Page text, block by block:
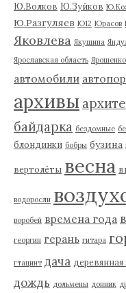
Ю.Волков Ю.Зуйков
Ю.Разгуляев Ю12 Юрасов
Яковлева Якушина
Ярославская область Ярошенко
автомобили
архивы
байдарка бездомные
блондинки бобры бузина
вертолёты весна
водоросли
воробей времена года
георгин герань гитара
гтацинт дача
дождь дольмены донник